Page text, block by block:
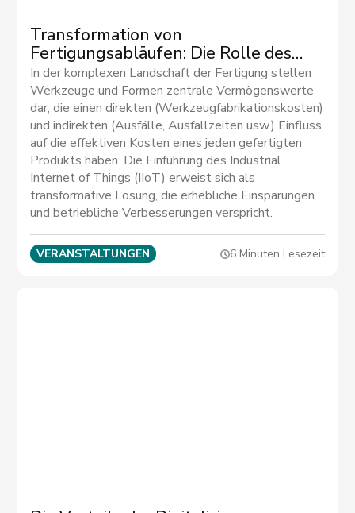
Transformation von
Fertigungsabläufen: Die Rolle des
Industrial IoT bei der Optimierung der
Werkzeugwartung
In der komplexen Landschaft der Fertigung stellen
Werkzeuge und Formen zentrale Vermögenswerte
dar, die einen direkten (Werkzeugfabrikationskosten)
und indirekten (Ausfälle, Ausfallzeiten usw.) Einfluss
auf die effektiven Kosten eines jeden gefertigten
Produkts haben. Die Einführung des Industrial
Internet of Things (IIoT) erweist sich als
transformative Lösung, die erhebliche Einsparungen
und betriebliche Verbesserungen verspricht.
VERANSTALTUNGEN 6 Minuten Lesezeit